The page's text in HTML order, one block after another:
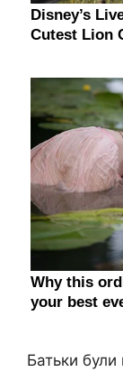
Батьки були